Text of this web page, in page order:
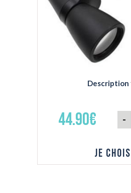
Description
Livrées avec étui, courroie
44.90€ -
Je